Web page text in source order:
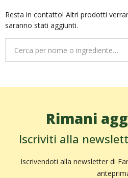
Resta in contatto! Altri prodotti
saranno stati aggiunti.
Rimani
Iscriviti alla
Iscrivendoti alla newsletter di